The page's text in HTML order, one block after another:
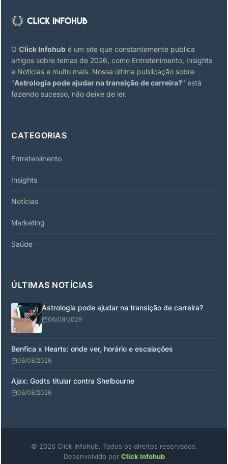
O Click Infohub é um site que constantemente publica
artigos sobre temas de 2026, como Entretenimento, Insights
e Notícias e muito mais. Nossa última publicação sobre
"Astrologia pode ajudar na transição de carreira?" está
fazendo sucesso, não deixe de ler.
CATEGORIAS
Entretenimento
Insights
Notícias
Marketing
Saúde
ÚLTIMAS NOTÍCIAS
Astrologia pode ajudar na transição de carreira?
06/08/2026
Benfica x Hearts: onde ver, horário e escalações
06/08/2026
Ajax: Godts titular contra Shelbourne
06/08/2026
© 2026 Click Infohub. Todos os direitos reservados.
Desenvolvido por Click Infohub